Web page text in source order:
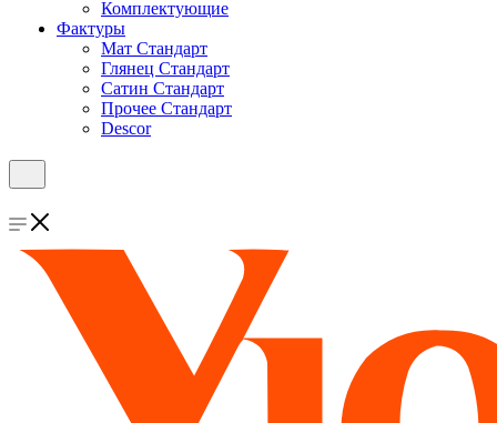
Комплектующие
Фактуры
Мат Стандарт
Глянец Стандарт
Сатин Стандарт
Прочее Стандарт
Descor